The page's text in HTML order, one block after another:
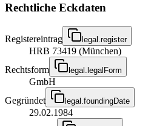
Rechtliche Eckdaten
Registereintrag legal.register
HRB 73419 (München)
Rechtsform
legal.legalForm
GmbH
Gegründet
legal.foundingDate
29.02.1984